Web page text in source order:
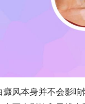
癜风本身并不会影响